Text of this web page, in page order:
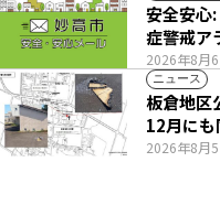
2026年8月6
安全安心
症警戒ア
ニュース
2026年8月5
板倉地区
12月に